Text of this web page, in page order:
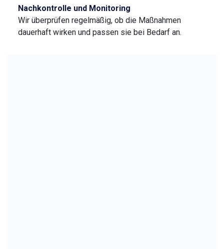
Nachkontrolle und Monitoring
Wir überprüfen regelmäßig, ob die Maßnahmen
dauerhaft wirken und passen sie bei Bedarf an.